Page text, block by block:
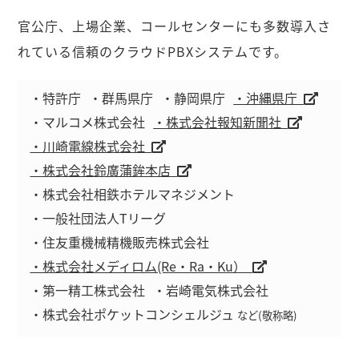
官公庁、上場企業、コールセンターにも多数導入さ
れている信頼のクラウドPBXシステムです。
・特許庁 ・群馬県庁 ・静岡県庁
・沖縄県庁
・マルコメ株式会社
・株式会社報知新聞社
・川崎電線株式会社
・株式会社鈴廣蒲鉾本店
・株式会社相鉄ホテルマネジメント
・一般社団法人Tリーグ
・住友重機械精機販売株式会社
・株式会社メディロム(Re・Ra・Ku）
・第一精工株式会社
・岩崎電気株式会社
・株式会社ポケットコンシェルジュ など(敬称略)